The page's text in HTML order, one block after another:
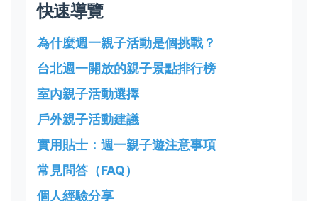
快速導覽
為什麼週一親子活動是個挑戰？
台北週一開放的親子景點排行榜
室內親子活動選擇
戶外親子活動建議
實用貼士：週一親子遊注意事項
常見問答（FAQ）
個人經驗分享